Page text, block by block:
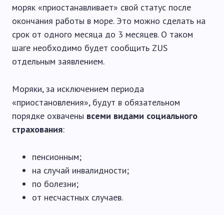
моряк «приостанавливает» свой статус после
окончания работы в море. Это можно сделать на
срок от одного месяца до 3 месяцев. О таком
шаге необходимо будет сообщить ZUS
отдельным заявлением.
Моряки, за исключением периода
«приостановления», будут в обязательном
порядке охвачены всеми видами социального
страхования:
пенсионным;
на случай инвалидности;
по болезни;
от несчастных случаев.